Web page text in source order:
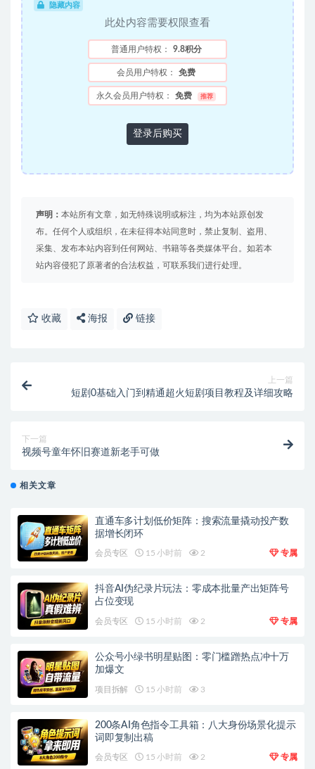
隐藏内容
此处内容需要权限查看
普通用户特权： 9.8积分
会员用户特权： 免费
永久会员用户特权： 免费 推荐
登录后购买
声明： 本站所有文章，如无特殊说明或标注，均为本站原创发
布。任何个人或组织，在未征得本站同意时，禁止复制、盗用、
采集、发布本站内容到任何网站、书籍等各类媒体平台。如若本
站内容侵犯了原著者的合法权益，可联系我们进行处理。
收藏 海报 链接
上一篇
短剧0基础入门到精通超火短剧项目教程及详细攻略
下一篇
视频号童年怀旧赛道新老手可做
相关文章
直通车多计划低价矩阵：搜索流量撬动投产数
据增长闭环
会员专区 15 小时前 2 专属
抖音AI伪纪录片玩法：零成本批量产出矩阵号
占位变现
会员专区 15 小时前 2 专属
公众号小绿书明星贴图：零门槛蹭热点冲十万
加爆文
项目拆解 15 小时前 3
200条AI角色指令工具箱：八大身份场景化提示
词即复制出稿
会员专区 15 小时前 2 专属